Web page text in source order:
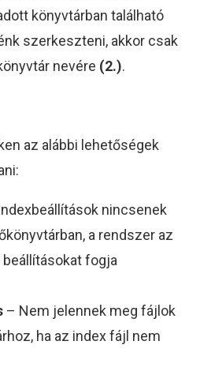
könyvtárban található
szerkeszteni, akkor csak
nevére (2.).
az alábbi lehetőségek
nincsenek
a rendszer az
fogja
– Nem jelennek meg fájlok
ha az index fájl nem